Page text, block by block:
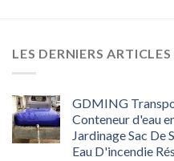
LES DERNIERS
GDMING
Conteneur d'eau
Jardinage Sac De
Eau D'incendie